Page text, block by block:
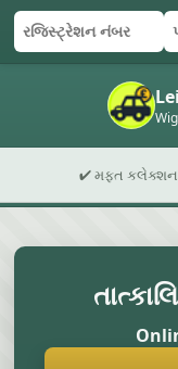
✔ મફત કલેક્શન